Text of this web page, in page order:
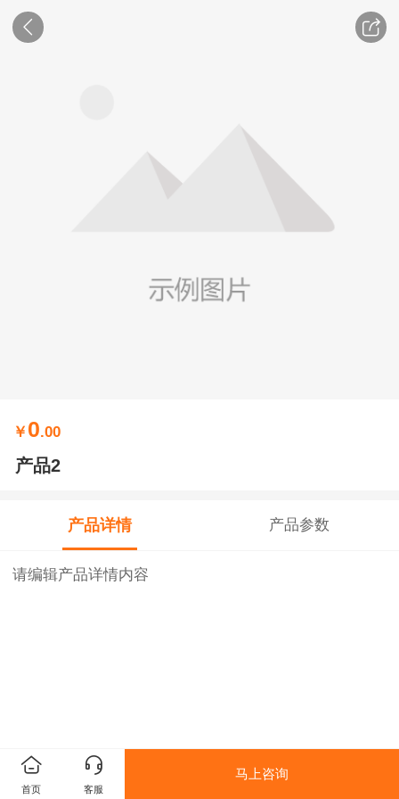
￥ 0.00
产品2
产品详情 产品参数
请编辑产品详情内容
首页 客服
马上咨询